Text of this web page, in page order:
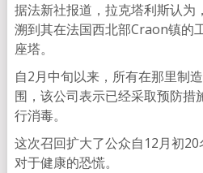
据法新社报道，拉克塔利斯认为
溯到其在法国西北部Craon镇的
座塔。
自2月中旬以来，所有在那里制
围，该公司表示已经采取预防措
行消毒。
这次召回扩大了公众自12月初
对于健康的恐慌。